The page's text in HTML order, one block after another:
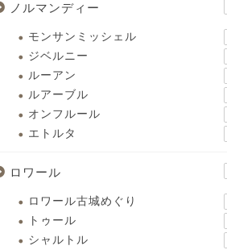
ノルマンディー
モンサンミッシェル
ジベルニー
ルーアン
ルアーブル
オンフルール
エトルタ
ロワール
ロワール古城めぐり
トゥール
シャルトル